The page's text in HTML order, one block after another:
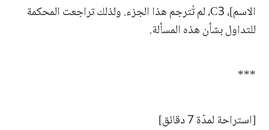
الاسم]، C3، لم تُترجم هذا الجزء. ولذلك تراجعت المحكمة
للتداول بشأن هذه المسألة.
***
[استراحة لمدّة 7 دقائق]